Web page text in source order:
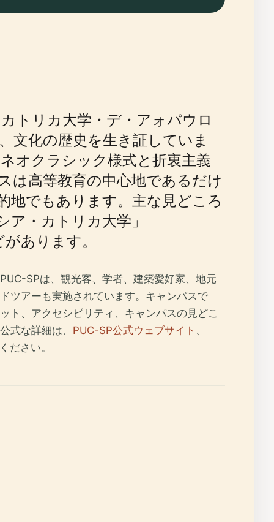
トリカ大学・デ・アォパウロ
文化の歴史を生き証していま
オクラシック様式と折衷主義
は高等教育の中心地であるだけ
地でもあります。主な見どころ
・カトリカ大学」
あります。
SPは、観光客、学者、建築愛好家、地元
ツアーも実施されています。キャンパスで
ト、アクセシビリティ、キャンパスの見どこ
式な詳細は、 PUC-SP公式ウェブサイト 、
ださい。